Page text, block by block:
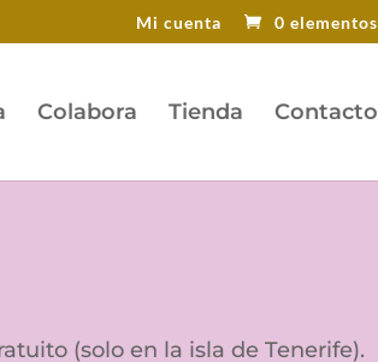
Mi cuenta 0 elementos
Colabora Tienda Contacto
(solo en la isla de Tenerife).